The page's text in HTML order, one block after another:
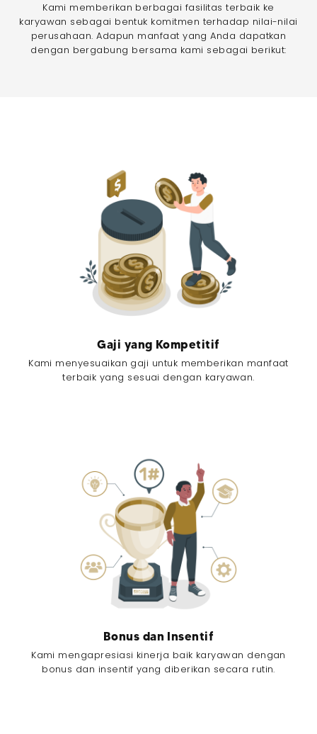
Kami memberikan berbagai fasilitas terbaik ke
karyawan sebagai bentuk komitmen terhadap nilai-nilai
perusahaan. Adapun manfaat yang Anda dapatkan
dengan bergabung bersama kami sebagai berikut:
Gaji yang Kompetitif
Kami menyesuaikan gaji untuk memberikan manfaat
terbaik yang sesuai dengan karyawan.
Bonus dan Insentif
Kami mengapresiasi kinerja baik karyawan dengan
bonus dan insentif yang diberikan secara rutin.